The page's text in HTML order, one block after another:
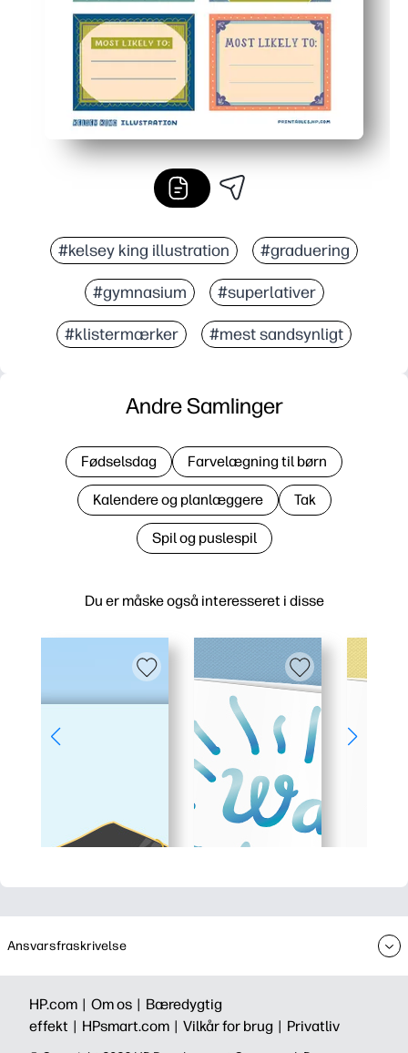
#kelsey king illustration #graduering
#gymnasium #superlativer
#klistermærker #mest sandsynligt
Du er måske også interesseret i disse
Andre Samlinger
Fødselsdag Farvelægning til børn
Kalendere og planlæggere Tak
Spil og puslespil
Ansvarsfraskrivelse
HP.com | Om os | Bæredygtig
effekt | HPsmart.com | Vilkår for brug | Privatliv